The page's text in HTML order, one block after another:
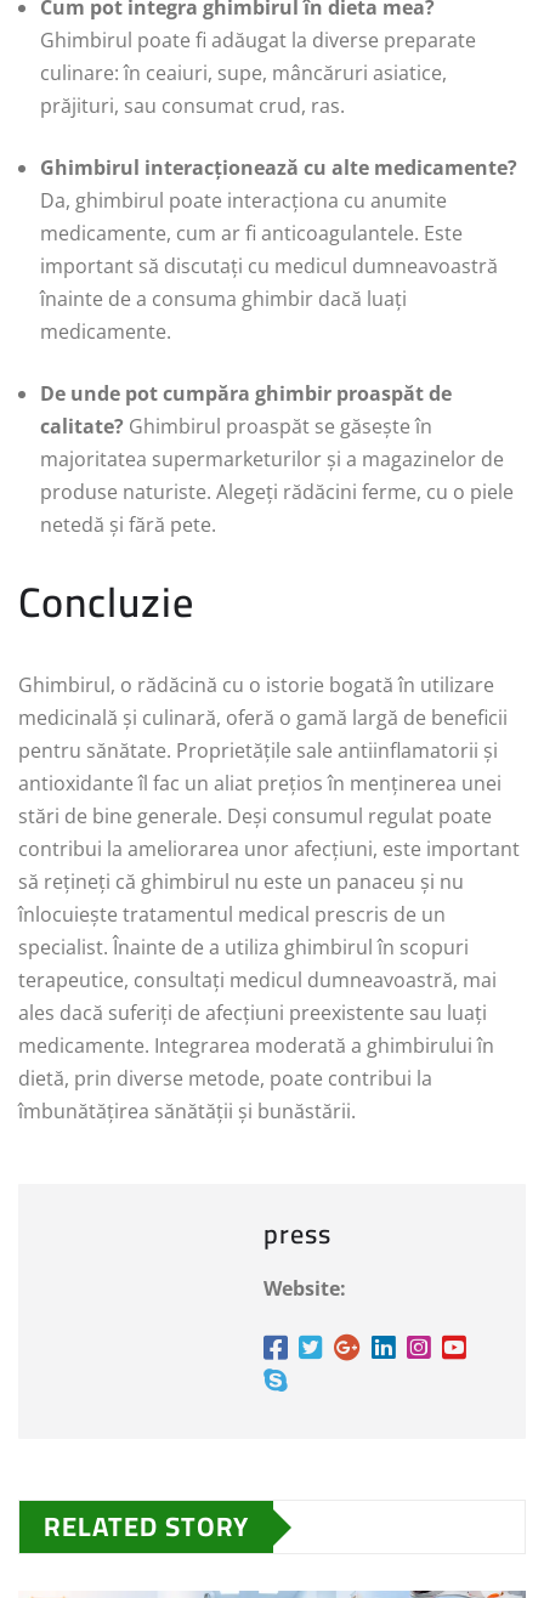
Cum pot integra ghimbirul în dieta mea?
Ghimbirul poate fi adăugat la diverse preparate
culinare: în ceaiuri, supe, mâncăruri asiatice,
prăjituri, sau consumat crud, ras.
Ghimbirul interacționează cu alte medicamente?
Da, ghimbirul poate interacționa cu anumite
medicamente, cum ar fi anticoagulantele. Este
important să discutați cu medicul dumneavoastră
înainte de a consuma ghimbir dacă luați
medicamente.
De unde pot cumpăra ghimbir proaspăt de
calitate? Ghimbirul proaspăt se găsește în
majoritatea supermarketurilor și a magazinelor de
produse naturiste. Alegeți rădăcini ferme, cu o piele
netedă și fără pete.
Concluzie
Ghimbirul, o rădăcină cu o istorie bogată în utilizare
medicinală și culinară, oferă o gamă largă de beneficii
pentru sănătate. Proprietățile sale antiinflamatorii și
antioxidante îl fac un aliat prețios în menținerea unei
stări de bine generale. Deși consumul regulat poate
contribui la ameliorarea unor afecțiuni, este important
să rețineți că ghimbirul nu este un panaceu și nu
înlocuiește tratamentul medical prescris de un
specialist. Înainte de a utiliza ghimbirul în scopuri
terapeutice, consultați medicul dumneavoastră, mai
ales dacă suferiți de afecțiuni preexistente sau luați
medicamente. Integrarea moderată a ghimbirului în
dietă, prin diverse metode, poate contribui la
îmbunătățirea sănătății și bunăstării.
press
Website:
RELATED STORY